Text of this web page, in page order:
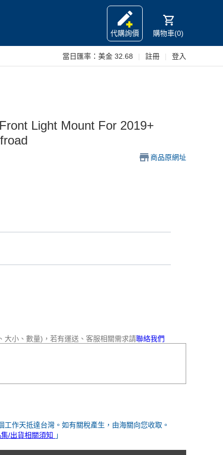
代購詢價
購物車(0)
當日匯率： 美金 32.68 註冊 登入
Light Mount For 2019+
商品原網址
大小、數量)，若有運送、客服相關需求請聯絡我們
工作天抵達台灣。如有關稅產生，由海關向您收取。
/出貨相關須知 」